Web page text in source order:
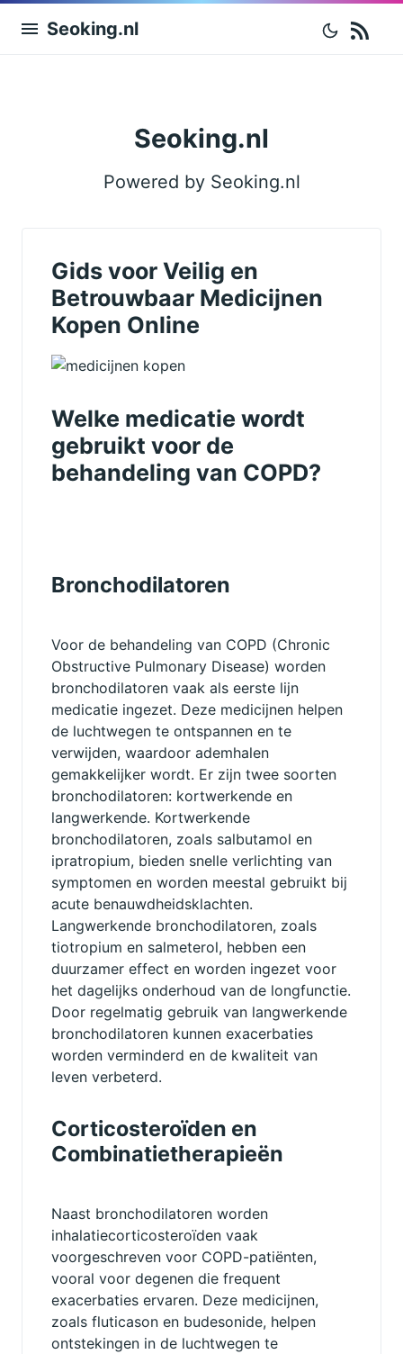
Seoking.nl
Seoking.nl
Powered by Seoking.nl
Gids voor Veilig en
Betrouwbaar Medicijnen
Kopen Online
Welke medicatie wordt
gebruikt voor de
behandeling van COPD?
Bronchodilatoren
Voor de behandeling van COPD (Chronic
Obstructive Pulmonary Disease) worden
bronchodilatoren vaak als eerste lijn
medicatie ingezet. Deze medicijnen helpen
de luchtwegen te ontspannen en te
verwijden, waardoor ademhalen
gemakkelijker wordt. Er zijn twee soorten
bronchodilatoren: kortwerkende en
langwerkende. Kortwerkende
bronchodilatoren, zoals salbutamol en
ipratropium, bieden snelle verlichting van
symptomen en worden meestal gebruikt bij
acute benauwdheidsklachten.
Langwerkende bronchodilatoren, zoals
tiotropium en salmeterol, hebben een
duurzamer effect en worden ingezet voor
het dagelijks onderhoud van de longfunctie.
Door regelmatig gebruik van langwerkende
bronchodilatoren kunnen exacerbaties
worden verminderd en de kwaliteit van
leven verbeterd.
Corticosteroïden en
Combinatietherapieën
Naast bronchodilatoren worden
inhalatiecorticosteroïden vaak
voorgeschreven voor COPD-patiënten,
vooral voor degenen die frequent
exacerbaties ervaren. Deze medicijnen,
zoals fluticason en budesonide, helpen
ontstekingen in de luchtwegen te